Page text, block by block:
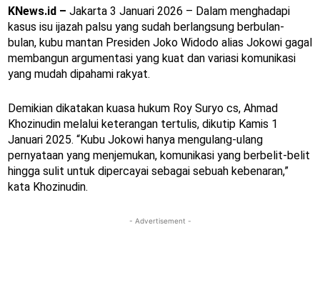
KNews.id – Jakarta 3 Januari 2026 – Dalam menghadapi
kasus isu ijazah palsu yang sudah berlangsung berbulan-
bulan, kubu mantan Presiden Joko Widodo alias Jokowi gagal
membangun argumentasi yang kuat dan variasi komunikasi
yang mudah dipahami rakyat.
Demikian dikatakan kuasa hukum Roy Suryo cs, Ahmad
Khozinudin melalui keterangan tertulis, dikutip Kamis 1
Januari 2025. “Kubu Jokowi hanya mengulang-ulang
pernyataan yang menjemukan, komunikasi yang berbelit-belit
hingga sulit untuk dipercayai sebagai sebuah kebenaran,”
kata Khozinudin.
- Advertisement -